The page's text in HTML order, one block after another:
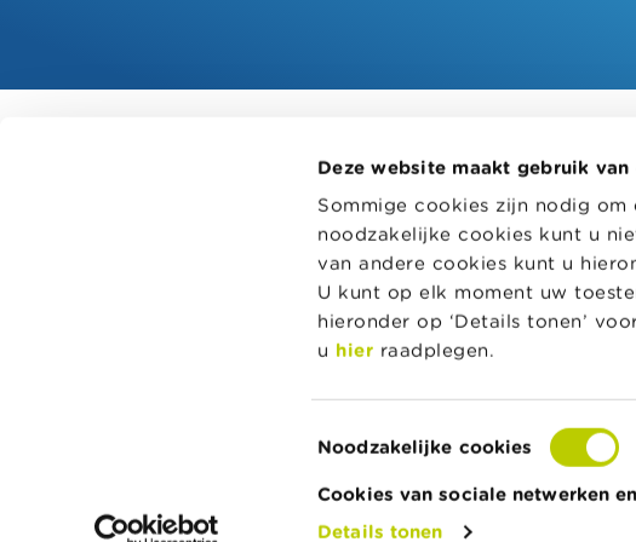
Deze website maakt gebruik van
Sommige cookies zijn nodig
noodzakelijke cookies kunt u
van andere cookies kunt u
U kunt op elk moment uw
hieronder op ‘Details tonen’
u hier raadplegen.
Noodzakelijke cookies
Cookies van sociale netwerken
Details tonen
Budget, betalen, lenen en verzekeren
Pensioen en pensioenvoorbereiding
Woning en hypothecaire lening
Wikifin.be helpt je bij
beslissingen. Ze
en handige
onafhankelijk van
spelers.
Lees meer over